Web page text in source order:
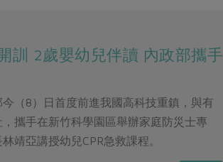
訓 2歲嬰幼兒伴讀 內政部攜手
（8）日首度前進我國高科技重鎮，與有
攜手在新竹科學園區舉辦家庭防災士專
靖亞講授幼兒CPR急救課程。